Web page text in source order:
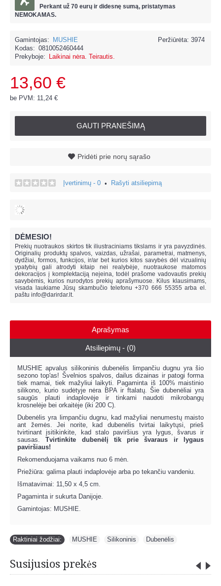
Perkant už 70 eurų ir didesnę sumą, pristatymas
NEMOKAMAS.
Peržiūrėta: 3974
Gamintojas:
MUSHIE
Kodas: 0810052460444
Prekyboje:
Laikinai nėra. Teirautis.
13,60 €
be PVM: 11,24 €
GAUTI PRANEŠIMĄ
Pridėti prie norų sąrašo
Įvertinimų - 0 • Rašyti atsiliepimą
DĖMESIO!
Prekių nuotraukos skirtos tik iliustraciniams tikslams ir yra pavyzdinės.
Originalių produktų spalvos, vaizdas, užrašai, parametrai, matmenys,
dydžiai, formos, funkcijos, ir/ar bet kurios kitos savybės dėl vizualinių
ypatybių gali atrodyti kitaip nei realybėje, nuotraukose matomos
dekoracijos į komplektaciją neįeina, todėl prašome vadovautis prekių
savybėmis, kurios nurodytos prekių aprašymuose. Kilus klausimams,
visada laukiame Jūsų skambučio telefonu +370 666 55355 arba el.
paštu info@darirdar.lt.
Aprašymas
Atsiliepimų - (0)
MUSHIE apvalus silikoninis dubenėlis limpančiu dugnu yra šio
sezono top'as! Švelnios spalvos, dailus dizainas ir patogi forma
tiek mamai, tiek mažyliui laikyti. Pagaminta iš 100% maistinio
silikono, kurio sudėtyje nėra BPA ir ftalatų. Šie dubenėliai yra
saugūs plauti indaplovėje ir tinkami naudoti mikrobangų
krosnelėje bei orkaitėje (iki 200 C).
Dubenėlis yra limpančiu dugnu, kad mažyliai nenumestų maisto
ant žemės. Jei norite, kad dubenėlis tvirtai laikytųsi, prieš
tvirtinant įsitikinkite, kad stalo paviršius yra lygus, švarus ir
sausas.Tvirtinkite dubenėlį tik prie švaraus ir lygaus
paviršiaus!
Rekomenduojama vaikams nuo 6 mėn.
Priežiūra: galima plauti indaplovėje arba po tekančiu vandeniu.
Išmatavimai: 11,50 x 4,5 cm.
Pagaminta ir sukurta Danijoje.
Gamintojas: MUSHIE.
Raktiniai žodžiai: MUSHIE Silikoninis Dubenėlis
Susijusios prekės